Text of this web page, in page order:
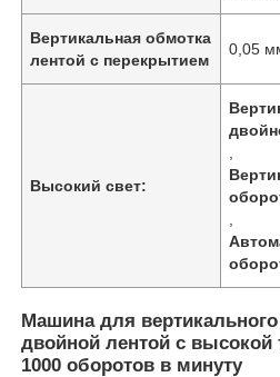
Вертикальная обмотка
лентой с перекрытием
0,05
Высокий свет:
Машина для
двойной лентой с
1000 оборотов в минуту